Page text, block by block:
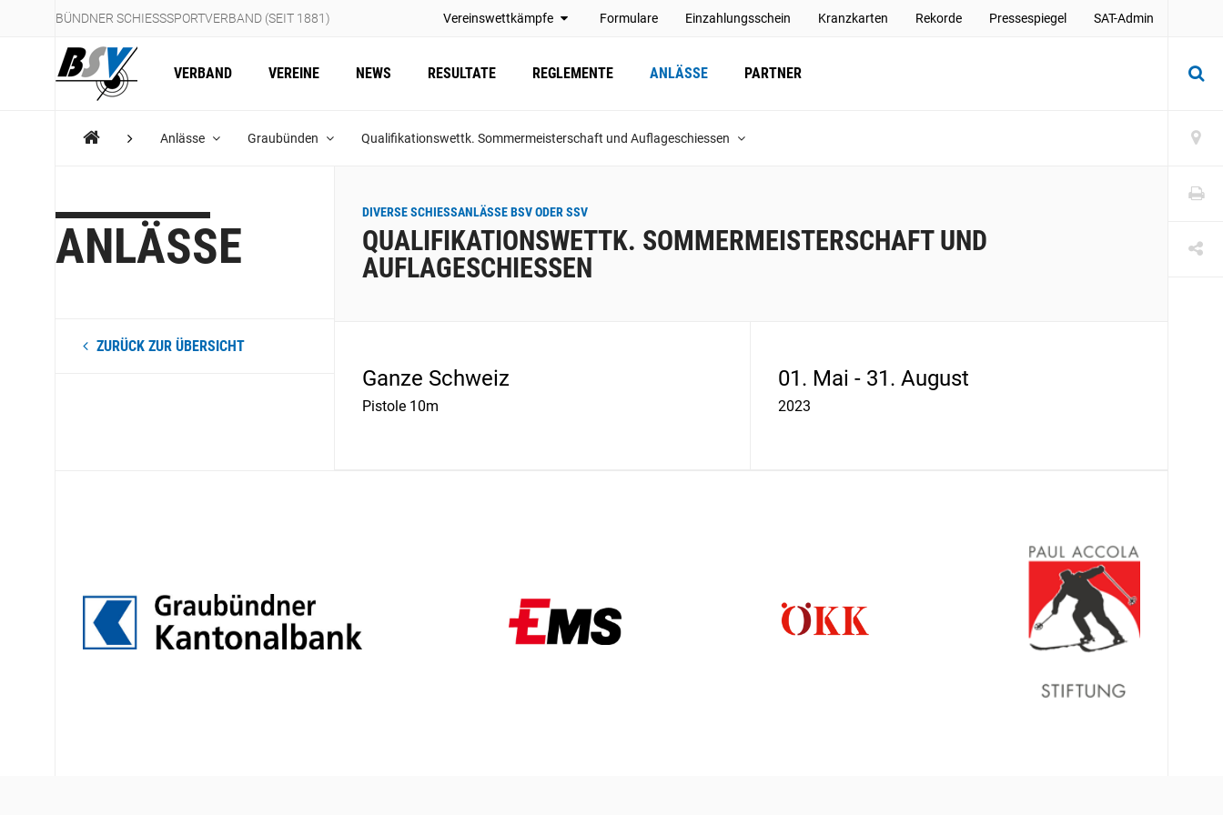
BÜNDNER SCHIESSSPORTVERBAND (SEIT 1881) Vereinswettkämpfe Formulare Einzahlungsschein Kranzkarten Rekorde Pressespiegel SAT-Admin
VERBAND VEREINE NEWS RESULTATE REGLEMENTE ANLÄSSE PARTNER
Anlässe Graubünden Qualifikationswettk. Sommermeisterschaft und Auflageschiessen
ANLÄSSE
ZURÜCK ZUR ÜBERSICHT
DIVERSE SCHIESSANLÄSSE BSV ODER SSV
QUALIFIKATIONSWETTK. SOMMERMEISTERSCHAFT UND
AUFLAGESCHIESSEN
Ganze Schweiz
Pistole 10m
01. Mai - 31. August
2023